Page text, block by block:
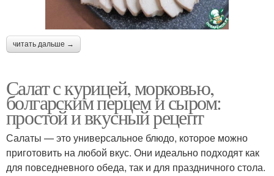
читать дальше →
Салат с курицей, морковью,
болгарским перцем и сыром:
простой и вкусный рецепт
Салаты — это универсальное блюдо, которое можно
приготовить на любой вкус. Они идеально подходят как
для повседневного обеда, так и для праздничного стола.